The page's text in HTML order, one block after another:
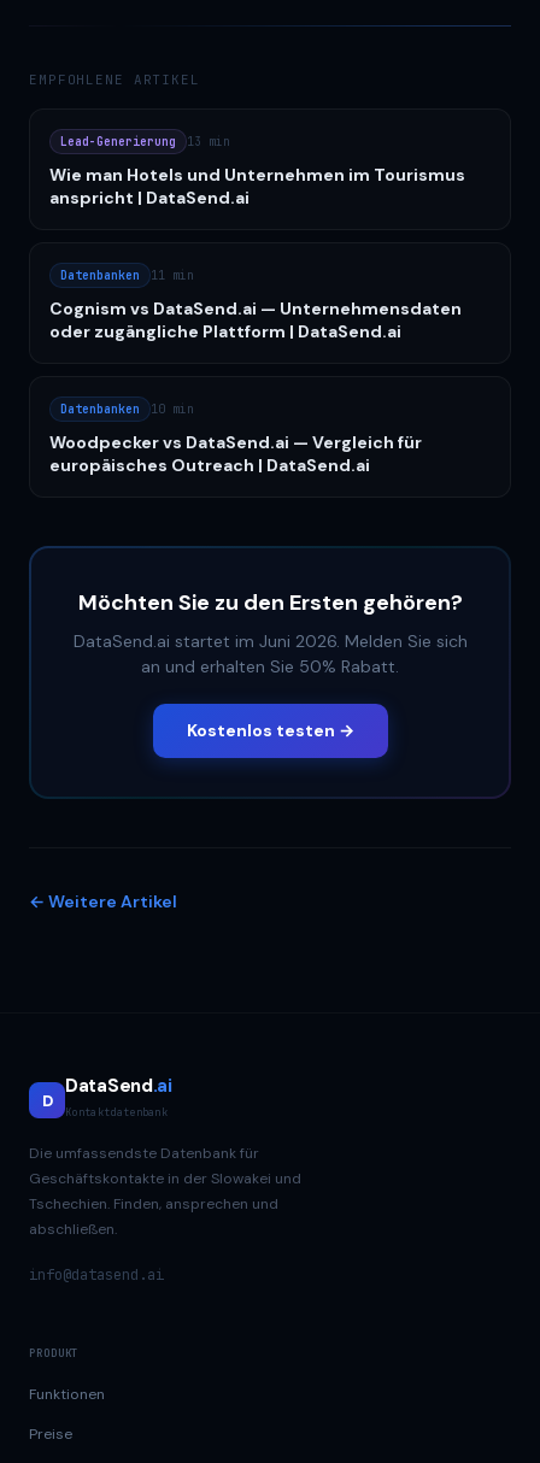
EMPFOHLENE ARTIKEL
Lead-Generierung 13 min
Wie man Hotels und Unternehmen im Tourismus
anspricht | DataSend.ai
Datenbanken 11 min
Cognism vs DataSend.ai — Unternehmensdaten
oder zugängliche Plattform | DataSend.ai
Datenbanken 10 min
Woodpecker vs DataSend.ai — Vergleich für
europäisches Outreach | DataSend.ai
Möchten Sie zu den Ersten gehören?
DataSend.ai startet im Juni 2026. Melden Sie sich
an und erhalten Sie 50% Rabatt.
Kostenlos testen →
← Weitere Artikel
D
DataSend.ai
Kontaktdatenbank
Die umfassendste Datenbank für
Geschäftskontakte in der Slowakei und
Tschechien. Finden, ansprechen und
abschließen.
info@datasend.ai
PRODUKT
Funktionen
Preise